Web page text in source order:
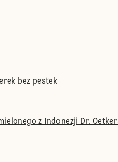
bez pestek
z Indonezji Dr.